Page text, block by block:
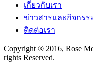
เกี่ยวกับเรา
ข่าวสารและกิจกรร
ติดต่อเรา
Copyright ® 2016, Rose
rights Reserved.